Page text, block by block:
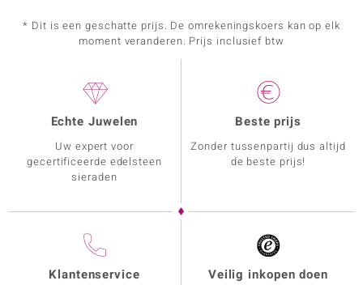
* Dit is een geschatte prijs. De omrekeningskoers kan op elk
moment veranderen. Prijs inclusief btw
Echte Juwelen
Uw expert voor
gecertificeerde edelsteen
sieraden
Beste prijs
Zonder tussenpartij dus altijd
de beste prijs!
Klantenservice Veilig inkopen doen